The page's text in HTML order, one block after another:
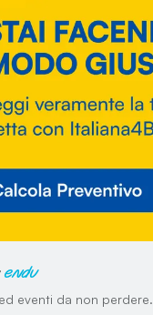
endu
eventi da non perdere.